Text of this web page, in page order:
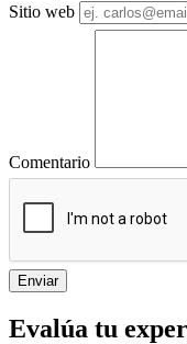
Sitio web
Comentario
Enviar
Evalúa tu